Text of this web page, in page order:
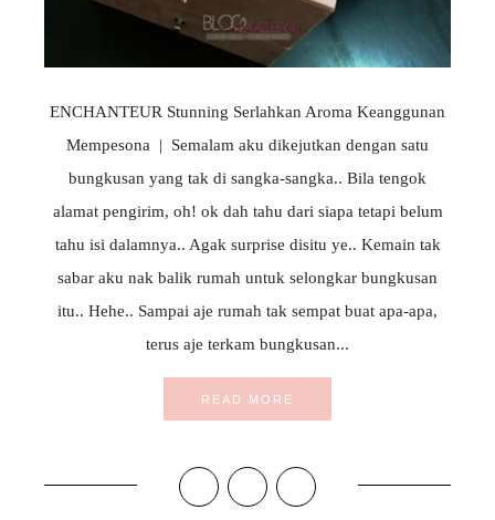
ENCHANTEUR Stunning Serlahkan Aroma Keanggunan
Mempesona | Semalam aku dikejutkan dengan satu
bungkusan yang tak di sangka-sangka.. Bila tengok
alamat pengirim, oh! ok dah tahu dari siapa tetapi belum
tahu isi dalamnya.. Agak surprise disitu ye.. Kemain tak
sabar aku nak balik rumah untuk selongkar bungkusan
itu.. Hehe.. Sampai aje rumah tak sempat buat apa-apa,
terus aje terkam bungkusan...
READ MORE